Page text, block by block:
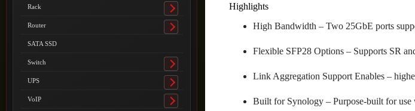
Highlights
High Bandwidth – Two 25GbE ports
Flexible SFP28 Options – Supports SR
Link Aggregation Support Enables –
Built for Synology – Purpose-built for use
Rack
Toggle
submenu
Router
Toggle
SATA SSD
Switch
Toggle
submenu
UPS
Toggle
submenu
VoIP
Toggle